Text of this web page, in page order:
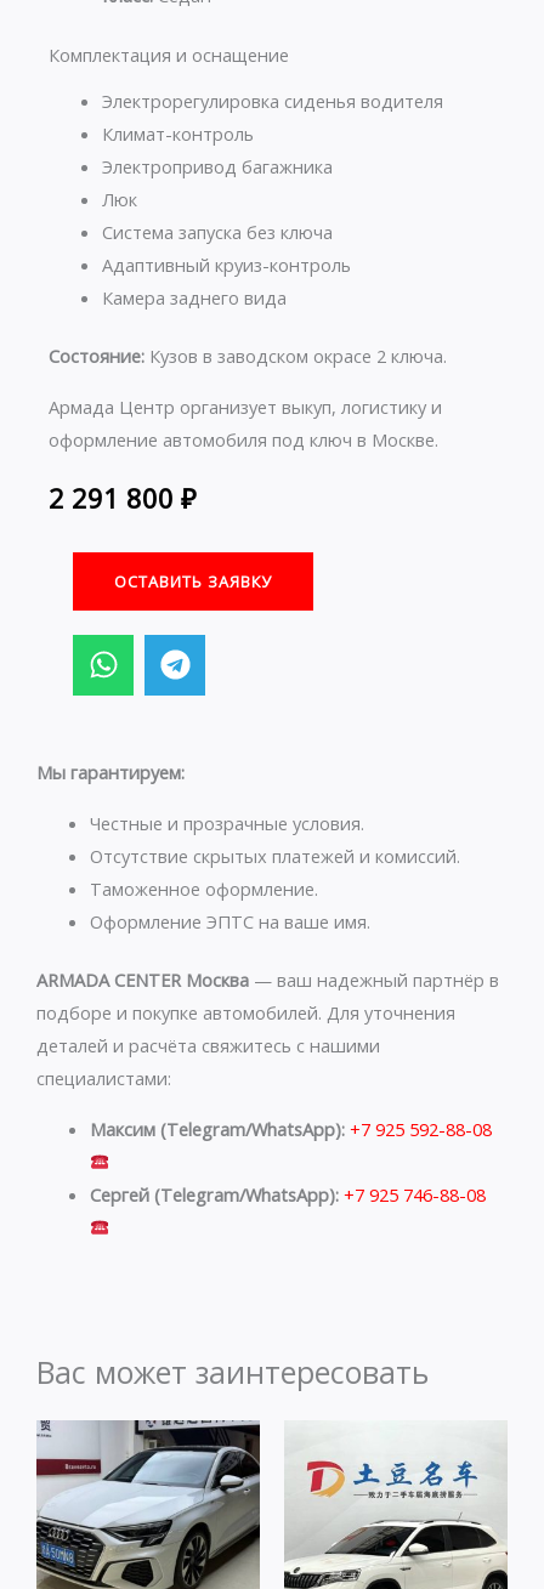
Комплектация и оснащение
Электрорегулировка сиденья водителя
Климат-контроль
Электропривод багажника
Люк
Система запуска без ключа
Адаптивный круиз-контроль
Камера заднего вида
Состояние: Кузов в заводском окрасе 2 ключа.
Армада Центр организует выкуп, логистику и
оформление автомобиля под ключ в Москве.
2 291 800 ₽
ОСТАВИТЬ ЗАЯВКУ
W
h
a
s
p
p
T
e
l
g
a
m
Мы гарантируем:
Честные и прозрачные условия.
Отсутствие скрытых платежей и комиссий.
Таможенное оформление.
Оформление ЭПТС на ваше имя.
ARMADA CENTER Москва — ваш надежный партнёр в
подборе и покупке автомобилей. Для уточнения
деталей и расчёта свяжитесь с нашими
специалистами:
Максим (Telegram/WhatsApp): +7 925 592-88-08
Сергей (Telegram/WhatsApp): +7 925 746-88-08
Вас может заинтересовать